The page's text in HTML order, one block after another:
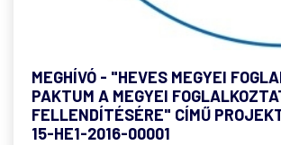
MEGHÍVÓ - "HEVES MEGYEI
PAKTUM A MEGYEI
FELLENDÍTÉSÉRE" CÍMŰ
15-HE1-2016-00001